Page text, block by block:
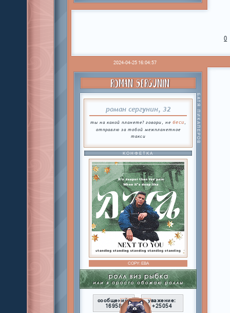
0
2024-04-25 16:04:57
ROMAN SERGUNIN
роман сергунин, 32
ты на какой планете? говори, не беси,
отправлю за тобой межпланетное
такси
БАТЯ ПИКАПЕРОВ
КОНФЕТКА
COPY:ЕВА
сообщений:
16958
уважение:
+25054